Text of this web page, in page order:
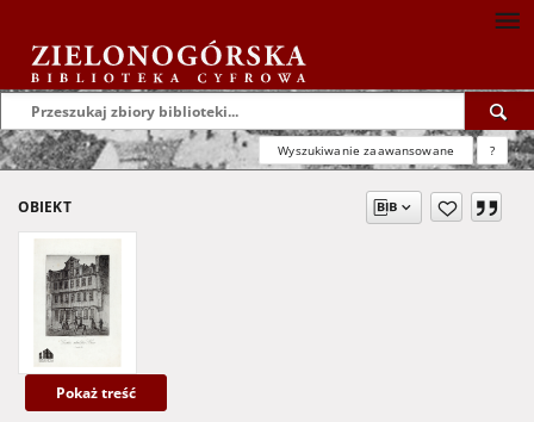
Wyszukiwanie zaawansowane ?
OBIEKT
Pokaż treść